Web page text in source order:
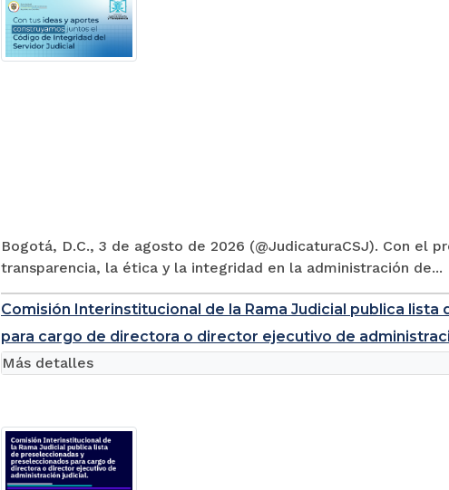
Bogotá, D.C., 3 de agosto de 2026 (@JudicaturaCSJ). Con el
transparencia, la ética y la integridad en la administración de...
Comisión Interinstitucional de la Rama Judicial publica
para cargo de directora o director ejecutivo de
Más detalles